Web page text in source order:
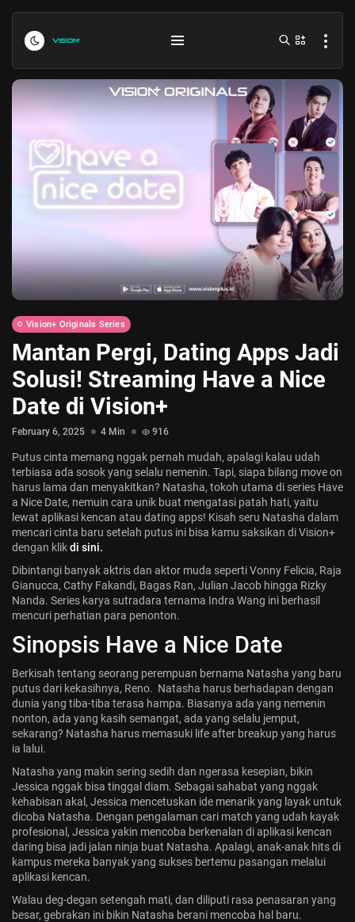
Indonesia vs Kamboja Hari Ini...
July 27, 2026
Formula 1 Hungarian Grand Prix...
July 23, 2026
Jadwal ASEAN Hyundai Cup 2026...
Vision+ Originals Series
Mantan Pergi, Dating Apps Jadi
Solusi! Streaming Have a Nice
Date di Vision+
February 6, 2025 4 Min 916
Putus cinta memang nggak pernah mudah, apalagi kalau udah
terbiasa ada sosok yang selalu nemenin. Tapi, siapa bilang move on
harus lama dan menyakitkan? Natasha, tokoh utama di series Have
a Nice Date, nemuin cara unik buat mengatasi patah hati, yaitu
lewat aplikasi kencan atau dating apps! Kisah seru Natasha dalam
mencari cinta baru setelah putus ini bisa kamu saksikan di Vision+
dengan klikdi sini.
Dibintangi banyak aktris dan aktor muda seperti Vonny Felicia, Raja
Gianucca, Cathy Fakandi, Bagas Ran, Julian Jacob hingga Rizky
Nanda. Series karya sutradara ternama Indra Wang ini berhasil
mencuri perhatian para penonton.
Sinopsis Have a Nice Date
Berkisah tentang seorang perempuan bernama Natasha yang baru
putus dari kekasihnya, Reno. Natasha harus berhadapan dengan
dunia yang tiba-tiba terasa hampa. Biasanya ada yang nemenin
nonton, ada yang kasih semangat, ada yang selalu jemput,
sekarang? Natasha harus memasuki life after breakup yang harus
ia lalui.
Natasha yang makin sering sedih dan ngerasa kesepian, bikin
Jessica nggak bisa tinggal diam. Sebagai sahabat yang nggak
kehabisan akal, Jessica mencetuskan ide menarik yang layak untuk
dicoba Natasha. Dengan pengalaman cari match yang udah kayak
profesional, Jessica yakin mencoba berkenalan di aplikasi kencan
daring bisa jadi jalan ninja buat Natasha. Apalagi, anak-anak hits di
kampus mereka banyak yang sukses bertemu pasangan melalui
aplikasi kencan.
Walau deg-degan setengah mati, dan diliputi rasa penasaran yang
besar, gebrakan ini bikin Natasha berani mencoba hal baru.